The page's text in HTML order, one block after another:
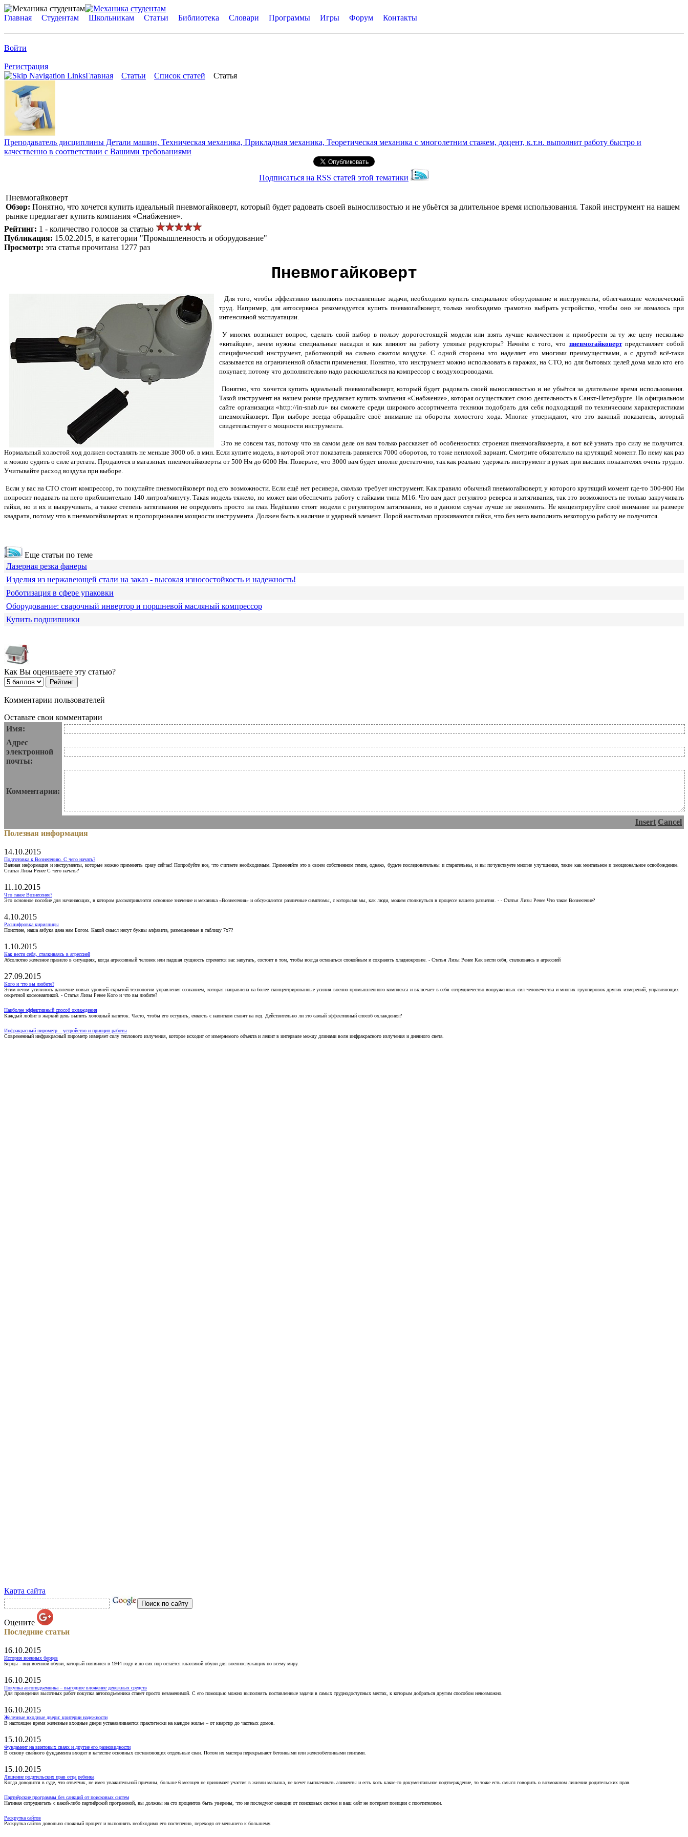
Главная Студентам Школьникам Статьи Библиотека Словари Программы Игры Форум Контакты
Войти
Регистрация
Главная
Статьи Список статей Статья
Преподаватель дисциплины Детали машин, Техническая механика, Прикладная механика, Теоретическая механика с многолетним стажем, доцент, к.т.н. выполнит работу быстро и
качественно в соответствии с Вашими требованиями
Подписаться на RSS статей этой тематики
Пневмогайковерт
Обзор: Понятно, что хочется купить идеальный пневмогайковерт, который будет радовать своей выносливостью и не убьётся за длительное время использования. Такой инструмент на нашем
рынке предлагает купить компания «Снабжение».
Рейтинг: 1 - количество голосов за статью
Публикация: 15.02.2015, в категории "Промышленность и оборудование"
Просмотр: эта статья прочитана 1277 раз
Пневмогайковерт
Для того, чтобы эффективно выполнять поставленные задачи, необходимо купить специальное оборудование и инструменты, облегчающие человеческий
труд. Например, для автосервиса рекомендуется купить пневмогайковерт, только необходимо грамотно выбрать устройство, чтобы оно не ломалось при
интенсивной эксплуатации.
У многих возникнет вопрос, сделать свой выбор в пользу дорогостоящей модели или взять лучше количеством и приобрести за ту же цену несколько
«китайцев», зачем нужны специальные насадки и как влияют на работу угловые редукторы? Начнём с того, что пневмогайковертпредставляет собой
специфический инструмент, работающий на сильно сжатом воздухе. С одной стороны это наделяет его многими преимуществами, а с другой всё-таки
сказывается на ограниченной области применения. Понятно, что инструмент можно использовать в гаражах, на СТО, но для бытовых целей дома мало кто его
покупает, потому что дополнительно надо раскошелиться на компрессор с воздухопроводами.
Понятно, что хочется купить идеальный пневмогайковерт, который будет радовать своей выносливостью и не убьётся за длительное время использования.
Такой инструмент на нашем рынке предлагает купить компания «Снабжение», которая осуществляет свою деятельность в Санкт-Петербурге. На официальном
сайте организации «http://in-snab.ru» вы сможете среди широкого ассортимента техники подобрать для себя подходящий по техническим характеристикам
пневмогайковерт. При выборе всегда обращайте своё внимание на обороты холостого хода. Многие утверждают, что это важный показатель, который
свидетельствует о мощности инструмента.
Это не совсем так, потому что на самом деле он вам только расскажет об особенностях строения пневмогайковерта, а вот всё узнать про силу не получится.
Нормальный холостой ход должен составлять не меньше 3000 об. в мин. Если купите модель, в которой этот показатель равняется 7000 оборотов, то тоже неплохой вариант. Смотрите обязательно на крутящий момент. По нему как раз
и можно судить о силе агрегата. Продаются в магазинах пневмогайковерты от 500 Нм до 6000 Нм. Поверьте, что 3000 вам будет вполне достаточно, так как реально удержать инструмент в руках при высших показателях очень трудно.
Учитывайте расход воздуха при выборе.
Если у вас на СТО стоит компрессор, то покупайте пневмогайковерт под его возможности. Если ещё нет ресивера, сколько требует инструмент. Как правило обычный пневмогайковерт, у которого крутящий момент где-то 500-900 Нм
попросит подавать на него приблизительно 140 литров/минуту. Такая модель тяжело, но может вам обеспечить работу с гайками типа М16. Что вам даст регулятор реверса и затягивания, так это возможность не только закручивать
гайки, но и их и выкручивать, а также степень затягивания не определять просто на глаз. Недёшево стоят модели с регулятором затягивания, но в данном случае лучше не экономить. Не концентрируйте своё внимание на размере
квадрата, потому что в пневмогайковертах н пропорционален мощности инструмента. Должен быть в наличие и ударный элемент. Порой настолько приживаются гайки, что без него выполнить некоторую работу не получится.
Еще статьи по теме
Лазерная резка фанеры
Изделия из нержавеющей стали на заказ - высокая износостойкость и надежность!
Роботизация в сфере упаковки
Оборудование: сварочный инвертор и поршневой масляный компрессор
Купить подшипники
Как Вы оцениваете эту статью?
Комментарии пользователей
Оставьте свои комментарии
Имя:
Адрес
электронной
почты:
Комментарии:
Insert Cancel
Полезная информация
14.10.2015
Подготовка к Вознесению. С чего начать?
Важная информация и инструменты, которые можно применять сразу сейчас! Попробуйте все, что считаете необходимым. Применяйте это в своем собственном темпе, однако, будьте последовательны и старательны, и вы почувствуете многие улучшения, такие как ментальное и эмоциональное освобождение.
Статья Лизы Ренее С чего начать?
11.10.2015
Что такое Вознесение?
Это основное пособие для начинающих, в котором рассматриваются основное значение и механика «Вознесения» и обсуждаются различные симптомы, с которыми мы, как люди, можем столкнуться в процессе нашего развития. - - Статья Лизы Ренее Что такое Вознесение?
4.10.2015
Расшифровка кириллицы
Поистине, наша азбука дана нам Богом. Какой смысл несут буквы алфавита, размещенные в таблицу 7х7?
1.10.2015
Как вести себя, сталкиваясь в агрессией
Абсолютно железное правило в ситуациях, когда агрессивный человек или падшая сущность стремится вас запугать, состоит в том, чтобы всегда оставаться спокойным и сохранять хладнокровие. - Статья Лизы Ренее Как вести себя, сталкиваясь в агрессией
27.09.2015
Кого и что вы любите?
Этим летом усилилось давление новых уровней скрытой технологии управления сознанием, которая направлена на более сконцентрированные усилия военно-промышленного комплекса и включает в себя сотрудничество вооруженных сил человечества и многих группировок других измерений, управляющих
секретной космонавтикой. - Статья Лизы Ренее Кого и что вы любите?
Наиболее эффективный способ охлаждения
Каждый любит в жаркий день выпить холодный напиток. Часто, чтобы его остудить, емкость с напитком ставят на лед. Действительно ли это самый эффективный способ охлаждения?
Инфракрасный пирометр – устройство и принцип работы
Современный инфракрасный пирометр измеряет силу теплового излучения, которое исходит от измеряемого объекта и лежит в интервале между длинами волн инфракрасного излучения и дневного света.
Карта сайта
Оцените
Последние статьи
16.10.2015
История военных берцев
Берцы - вид военной обуви, который появился в 1944 году и до сих пор остаётся классикой обуви для военнослужащих по всему миру.
16.10.2015
Покупка автоподъемника – выгодное вложение денежных средств
Для проведения высотных работ покупка автоподъемника станет просто незаменимой. С его помощью можно выполнять поставленные задачи в самых труднодоступных местах, к которым добраться другим способом невозможно.
16.10.2015
Железные входные двери: критерии надежности
В настоящее время железные входные двери устанавливаются практически на каждое жилье – от квартир до частных домов.
15.10.2015
Фундамент на винтовых сваях и другие его разновидности
В основу свайного фундамента входят в качестве основных составляющих отдельные сваи. Потом их мастера перекрывают бетонными или железобетонными плитами.
15.10.2015
Лишение родительских прав отца ребенка
Когда доводится в суде, что ответчик, не имея уважительной причины, больше 6 месяцев не принимает участия в жизни малыша, не хочет выплачивать алименты и есть хоть какое-то документальное подтверждение, то тоже есть смысл говорить о возможном лишении родительских прав.
Партнёрские программы без санкций от поисковых систем
Начиная сотрудничать с какой-либо партнёрской программой, вы должны на сто процентов быть уверены, что не последуют санкции от поисковых систем и ваш сайт не потеряет позиции с посетителями.
Раскрутка сайтов
Раскрутка сайтов довольно сложный процесс и выполнять необходимо его постепенно, переходя от меньшего к большему.